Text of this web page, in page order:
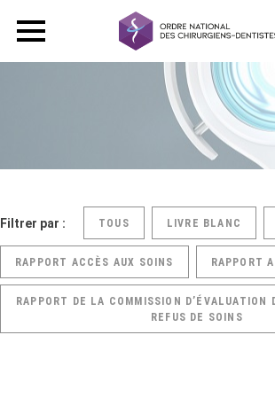
Filtrer par : TOUS LIVRE BLANC
RAPPORT ACCÈS AUX SOINS RAPPORT
RAPPORT DE LA COMMISSION D’ÉVALUATION
REFUS DE SOINS